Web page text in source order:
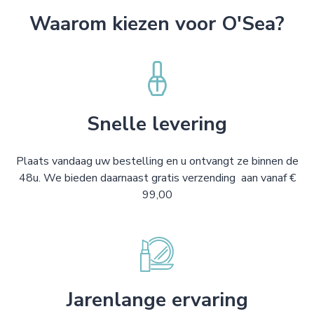
Waarom kiezen voor O'Sea?
Snelle levering
Plaats vandaag uw bestelling en u ontvangt ze binnen de
48u. We bieden daarnaast gratis verzending aan vanaf €
99,00
Jarenlange ervaring